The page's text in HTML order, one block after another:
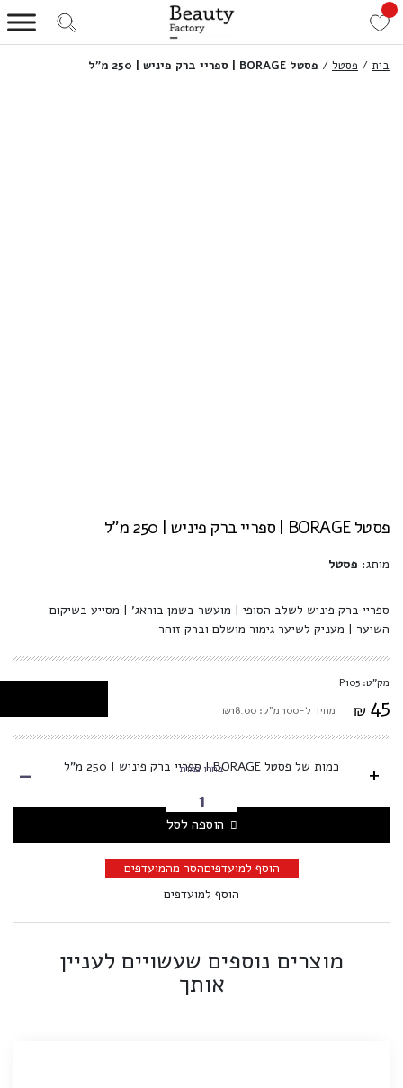
בית / פסטל / פסטל BORAGE | ספריי ברק פיניש | 250 מ”ל
פסטל BORAGE | ספריי ברק פיניש | 250 מ"ל
מותג: פסטל
ספריי ברק פיניש לשלב הסופי | מועשר בשמן בוראג' | מסייע בשיקום
השיער | מעניק לשיער גימור מושלם וברק זוהר
מק"ט: P105
₪ 45 מחיר ל-100 מ"ל: ₪18.00
+ כמות של פסטל BORAGE | ספריי ברק פיניש | 250 מ"ל בחרו כמות -
הוספה לסל
הוסף למועדפיםהסר מהמועדפים
הוסף למועדפים
מוצרים נוספים שעשויים לעניין
אותך